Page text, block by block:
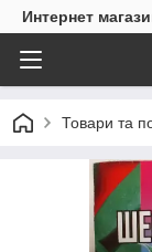
Интернет
Товари та